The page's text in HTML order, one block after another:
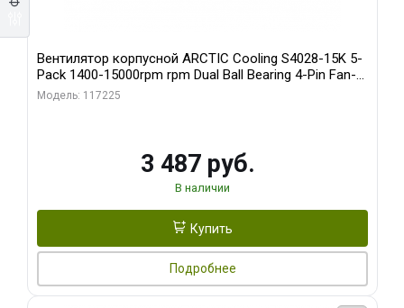
Вентилятор корпусной ARCTIC Cooling S4028-15K 5-
Pack 1400-15000rpm rpm Dual Ball Bearing 4-Pin Fan-
Connector (ACFAN00274A)
Модель: 117225
3 487 руб.
В наличии
Купить
Подробнее